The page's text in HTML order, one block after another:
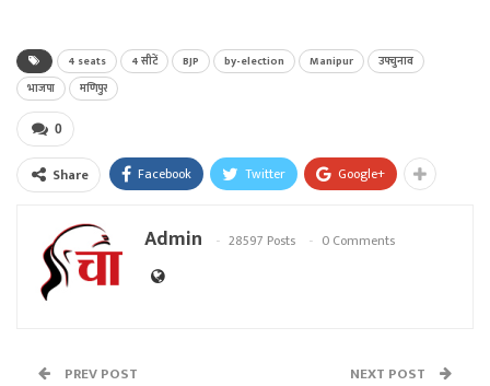
4 seats 4 सीटें BJP by-election Manipur
उपचुनाव
भाजपा
मणिपुर
0
Share Facebook Twitter Google+
Admin 28597 Posts 0 Comments
PREV POST NEXT POST